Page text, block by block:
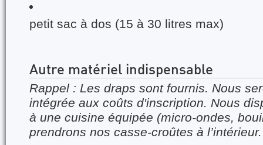
petit sac à dos (15 à 30 litres max)
Autre matériel indispensable
Rappel : Les draps sont fournis. Nous
intégrée aux coûts d'inscription. Nous
à une cuisine équipée (micro-ondes,
prendrons nos casse-croûtes à l’intérieur.